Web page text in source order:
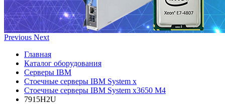
Previous Next
Главная
Каталог оборудования
Серверы IBM
Стоечные серверы IBM System x
Стоечные серверы IBM System x3650 M4
7915H2U